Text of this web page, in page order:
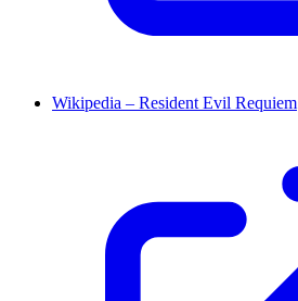
Wikipedia – Resident Evil Requiem